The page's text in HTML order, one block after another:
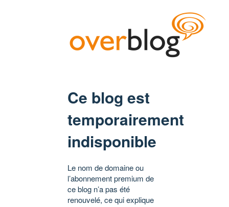
Ce blog est
temporairement
indisponible
Le nom de domaine ou
l’abonnement premium de
ce blog n’a pas été
renouvelé, ce qui explique